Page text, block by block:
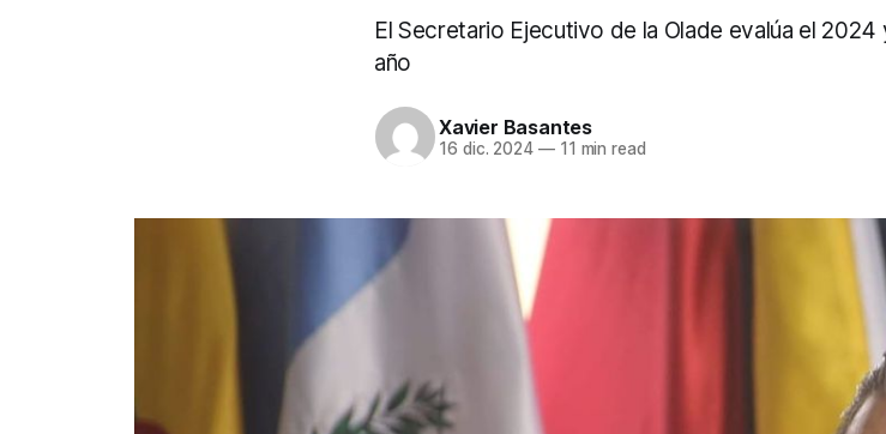
El Secretario Ejecutivo de la Olade evalúa el
año
Xavier Basantes
16 dic. 2024 —11 min read